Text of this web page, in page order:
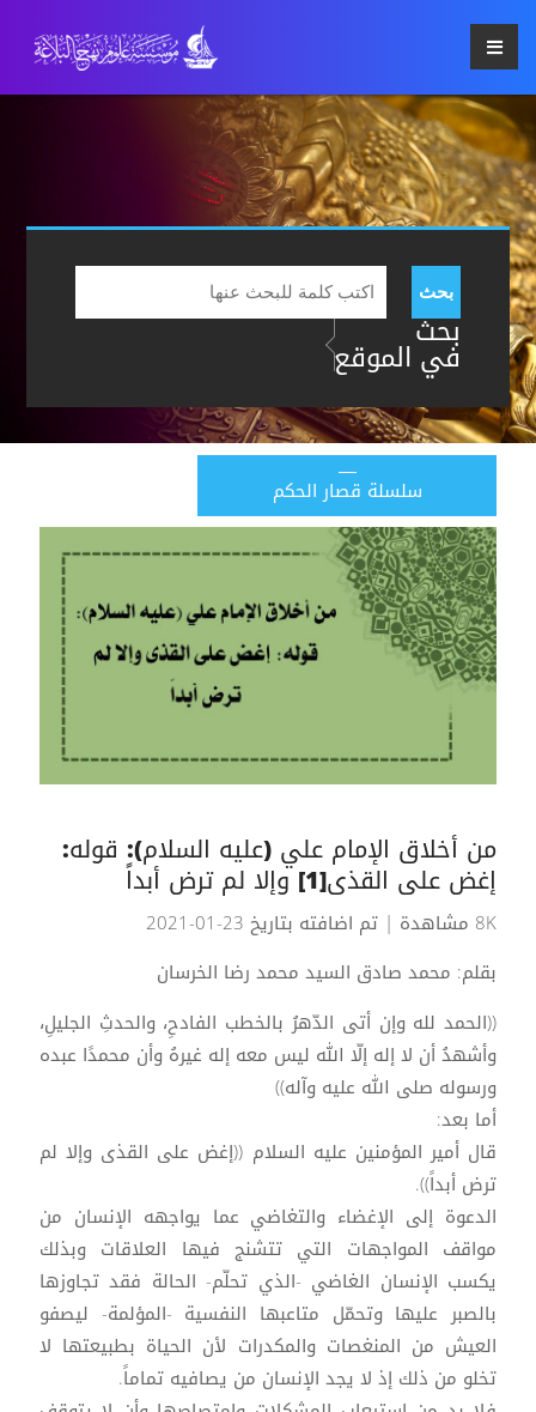
بحث
بحث
في الموقع
سلسلة قصار الحكم
من أخلاق الإمام علي (عليه السلام): قوله:
إغض على القذى[1] وإلا لم ترض أبداً
8K مشاهدة
| تم اضافته بتاريخ 23-01-2021
بقلم: محمد صادق السيد محمد رضا الخرسان
((الحمد لله وإن أتى الدّهرُ بالخطب الفادحِ، والحدثِ الجليلِ،
وأشهدُ أن لا إله إلّا الله ليس معه إله غيرهُ وأن محمدًا عبده
ورسوله صلى الله عليه وآله))
أما بعد:
قال أمير المؤمنين عليه السلام ((إغض على القذى وإلا لم
ترض أبداً)).
الدعوة إلى الإغضاء والتغاضي عما يواجهه الإنسان من
مواقف المواجهات التي تتشنج فيها العلاقات وبذلك
يكسب الإنسان الغاضي -الذي تحلّم- الحالة فقد تجاوزها
بالصبر عليها وتحمّل متاعبها النفسية -المؤلمة- ليصفو
العيش من المنغصات والمكدرات لأن الحياة بطبيعتها لا
تخلو من ذلك إذ لا يجد الإنسان من يصافيه تماماً.